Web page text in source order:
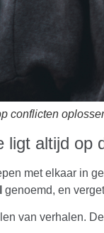
conflicten
ligt altijd op
met elkaar in
genoemd, en
van verhalen.